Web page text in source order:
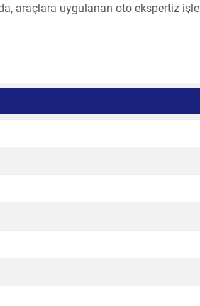
araçlara uygulanan oto ekspertiz